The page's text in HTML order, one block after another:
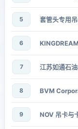
5 套管头专用
6 KINGDREAM
7 江苏如通石
8 BVM
9 NOV 吊卡与